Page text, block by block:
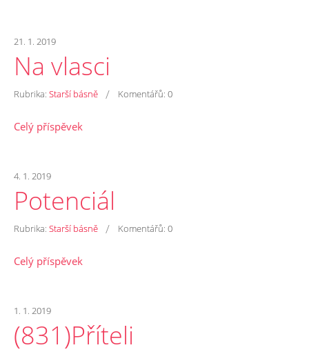
21. 1. 2019
Na vlasci
Rubrika: Starší básně / Komentářů: 0
Celý příspěvek
4. 1. 2019
Potenciál
Rubrika: Starší básně / Komentářů: 0
Celý příspěvek
1. 1. 2019
(831)Příteli